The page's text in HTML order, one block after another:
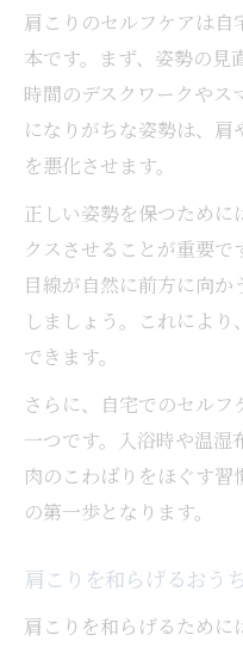
肩こりのセルフケアは
本です。まず、姿勢の見
時間のデスクワークやス
になりがちな姿勢は、肩
を悪化させます。
正しい姿勢を保つために
クスさせることが重要で
目線が自然に前方に向
しましょう。これによ
できます。
さらに、自宅でのセル
一つです。入浴時や温湿
肉のこわばりをほぐす
の第一歩となります。
肩こりを和らげるおう
肩こりを和らげるために